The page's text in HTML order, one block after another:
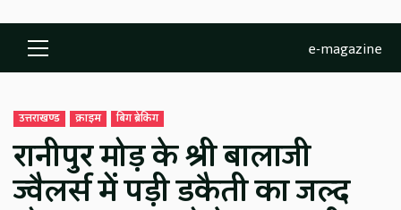
Primary
Menu
e-magazine
उत्तराखण्ड क्राइम बिग ब्रेकिंग
रानीपुर मोड़ के श्री बालाजी
ज्वैलर्स में पड़ी डकैती का जल्द